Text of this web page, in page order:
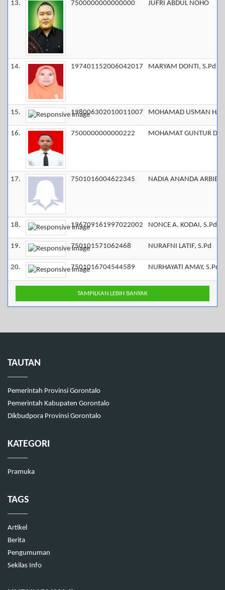
13. 7500000000000000 JUFRI ABDUL NOHO
14. 197401152006042017 MARYAM DONTI, S.Pd
15. 198006302010011007 MOHAMAD USMAN
16. 7500000000000222 MOHAMAT GUNTUR
17. 7501016004622345 NADIA ANANDA ARBIE,
18. 196709161997022002 NONCE A. KODAI, S.Pd.,
19. 750101571062468 NURAFNI LATIF, S.Pd
20. 7501016704544589 NURHAYATI AMAY, S.Pd
TAMPILKAN LEBIH BANYAK
TAUTAN
Pemerintah Provinsi Gorontalo
Pemerintah Kabupaten Gorontalo
Dikbudpora Provinsi Gorontalo
KATEGORI
Pramuka
TAGS
Artikel
Berita
Pengumuman
Sekilas Info